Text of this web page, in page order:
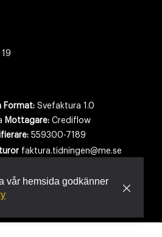
Format: Svefaktura 1.0
Mottagare: Crediflow
559300-7189
faktura.tidningen@me.se
Läs mer
vår hemsida godkänner